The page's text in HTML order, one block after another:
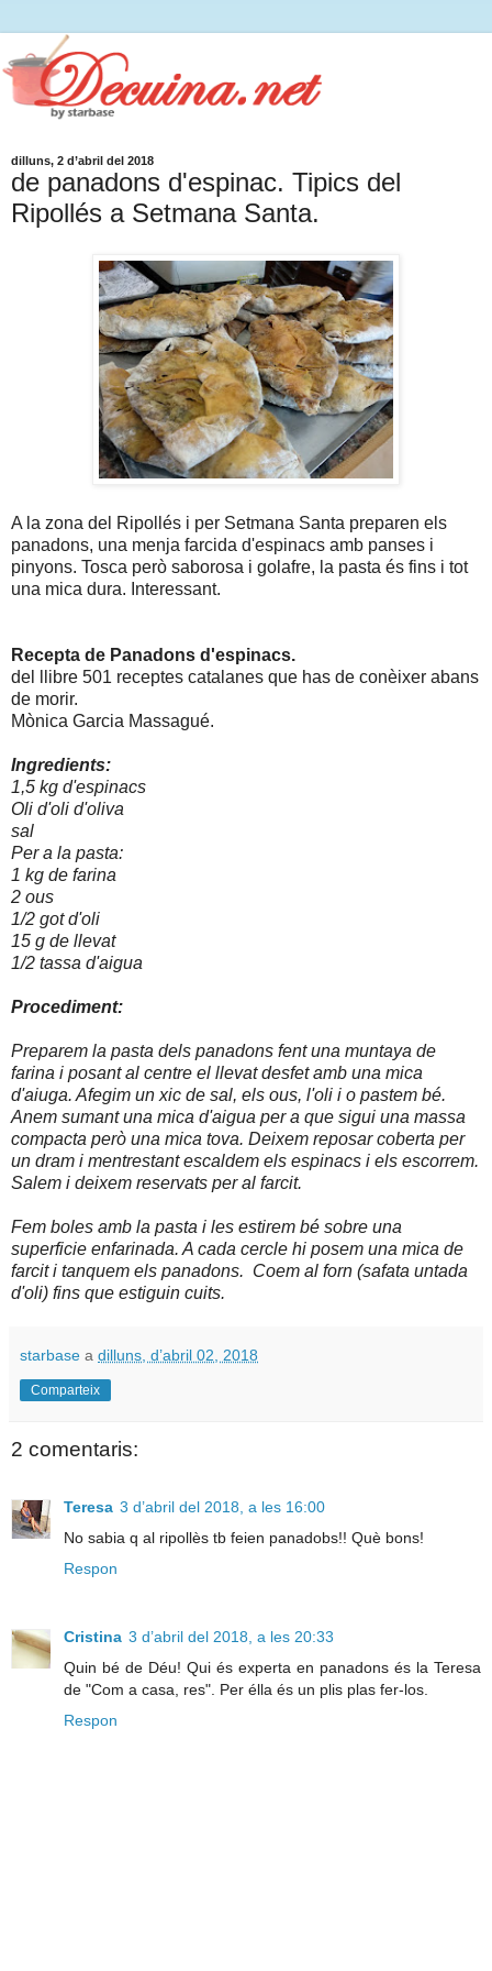
dilluns, 2 d’abril del 2018
de panadons d'espinac. Tipics del
Ripollés a Setmana Santa.
A la zona del Ripollés i per Setmana Santa preparen els
panadons, una menja farcida d'espinacs amb panses i
pinyons. Tosca però saborosa i golafre, la pasta és fins i tot
una mica dura. Interessant.
Recepta de Panadons d'espinacs.
del llibre 501 receptes catalanes que has de conèixer abans
de morir.
Mònica Garcia Massagué.
Ingredients:
1,5 kg d'espinacs
Oli d'oli d'oliva
sal
Per a la pasta:
1 kg de farina
2 ous
1/2 got d'oli
15 g de llevat
1/2 tassa d'aigua
Procediment:
Preparem la pasta dels panadons fent una muntaya de
farina i posant al centre el llevat desfet amb una mica
d'aiuga. Afegim un xic de sal, els ous, l'oli i o pastem bé.
Anem sumant una mica d'aigua per a que sigui una massa
compacta però una mica tova. Deixem reposar coberta per
un dram i mentrestant escaldem els espinacs i els escorrem.
Salem i deixem reservats per al farcit.
Fem boles amb la pasta i les estirem bé sobre una
superficie enfarinada. A cada cercle hi posem una mica de
farcit i tanquem els panadons. Coem al forn (safata untada
d'oli) fins que estiguin cuits.
starbase a dilluns, d’abril 02, 2018
Comparteix
2 comentaris:
Teresa 3 d’abril del 2018, a les 16:00
No sabia q al ripollès tb feien panadobs!! Què bons!
Respon
Cristina 3 d’abril del 2018, a les 20:33
Quin bé de Déu! Qui és experta en panadons és la Teresa
de "Com a casa, res". Per élla és un plis plas fer-los.
Respon